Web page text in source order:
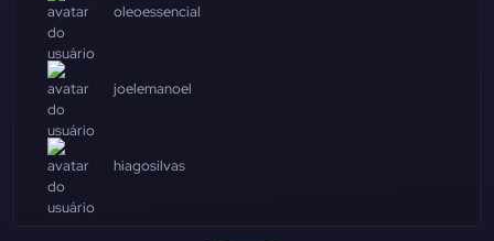
oleoessencial
joelemanoel
hiagosilvas